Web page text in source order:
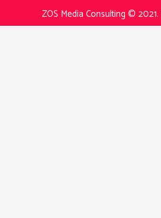
ZOS Media Consulting © 2021.